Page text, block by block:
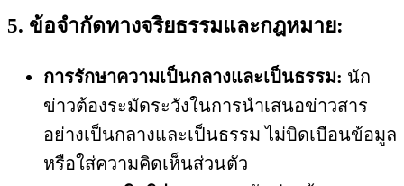
5. ข้อจำกัดทางจริยธรรมและกฎหมาย:
การรักษาความเป็นกลางและเป็นธรรม: นัก
ข่าวต้องระมัดระวังในการนำเสนอข่าวสาร
อย่างเป็นกลางและเป็นธรรม ไม่บิดเบือนข้อมูล
หรือใส่ความคิดเห็นส่วนตัว